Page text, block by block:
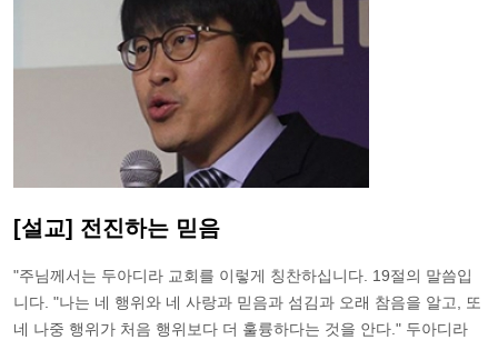
[설교] 전진하는 믿음
"주님께서는 두아디라 교회를 이렇게 칭찬하십니다. 19절의 말씀입
니다. "나는 네 행위와 네 사랑과 믿음과 섬김과 오래 참음을 알고, 또
네 나중 행위가 처음 행위보다 더 훌륭하다는 것을 안다." 두아디라